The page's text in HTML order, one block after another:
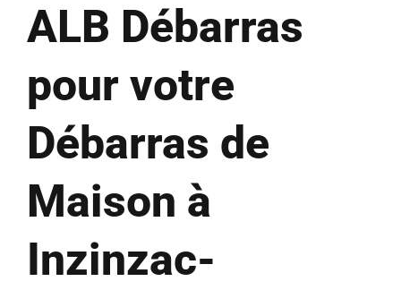
ALB Débarras
pour votre
Débarras de
Maison à
Inzinzac-